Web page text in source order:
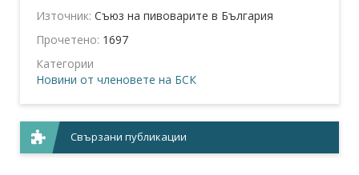
Източник: Съюз на пивоварите в България
Прочетено: 1697
Категории
Новини от членовете на БСК
Свързани публикации